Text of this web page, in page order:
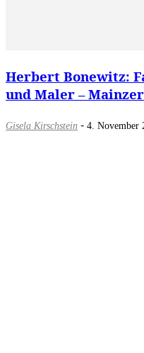
Herbert Bonewitz:
und Maler –
Gisela Kirschstein - 4. November